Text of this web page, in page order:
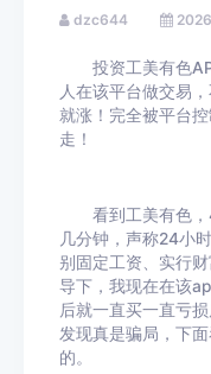
dzc644
投资工美有色
人在该平台做交易
就涨！完全被平台
走！
看到工美有色，4
几分钟，声称24小
别固定工资、实行
导下，我现在在该
后就一直买一直亏
发现真是骗局，下
的。